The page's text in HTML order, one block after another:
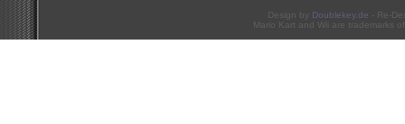
Design by Doublekey.de - Re-
Mario Kart and Wii are trademarks